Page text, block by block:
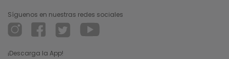
Síguenos en nuestras redes sociales
¡Descarga la App!